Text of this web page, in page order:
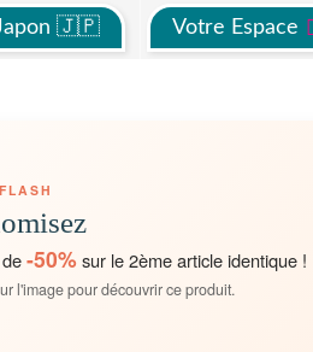
Japon 🇯🇵 Votre Espace
de-50%sur le 2ème article identique !
l'image pour découvrir ce produit.